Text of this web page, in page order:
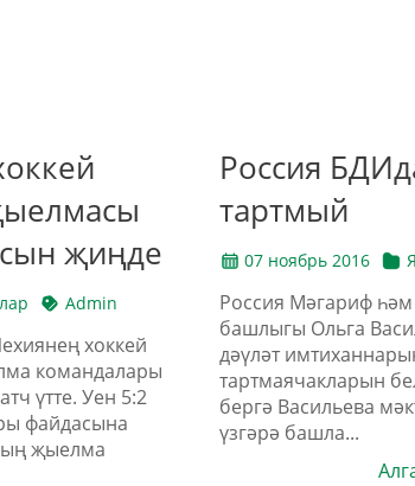
җиңде
Admin
хоккей
командалары
үтте. Уен 5:2
файдасына
җыелма
Россия
тартмый
07 ноябрь 2016
Россия Мәгариф
башлыгы Ольга
дәүләт
тартмаячакларын
бергә Васильева
үзгәрә башла...